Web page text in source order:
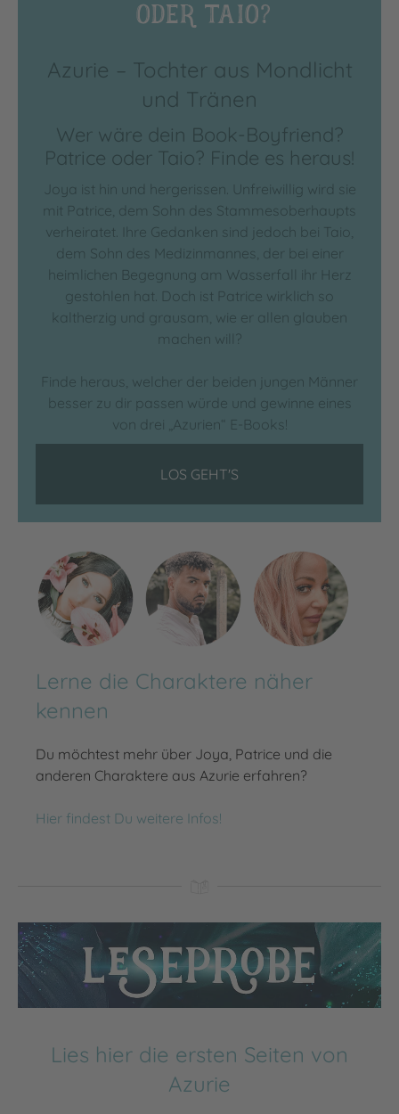
Azurie – Tochter aus Mondlicht
und Tränen
Wer wäre dein Book-Boyfriend?
Patrice oder Taio? Finde es heraus!
Joya ist hin und hergerissen. Unfreiwillig wird sie
mit Patrice, dem Sohn des Stammesoberhaupts
verheiratet. Ihre Gedanken sind jedoch bei Taio,
dem Sohn des Medizinmannes, der bei einer
heimlichen Begegnung am Wasserfall ihr Herz
gestohlen hat. Doch ist Patrice wirklich so
kaltherzig und grausam, wie er allen glauben
machen will?
Finde heraus, welcher der beiden jungen Männer
besser zu dir passen würde und gewinne eines
von drei „Azurien“ E-Books!
LOS GEHT'S
Lerne die Charaktere näher
kennen
Du möchtest mehr über Joya, Patrice und die
anderen Charaktere aus Azurie erfahren?
Hier findest Du weitere Infos!
Lies hier die ersten Seiten von
Azurie